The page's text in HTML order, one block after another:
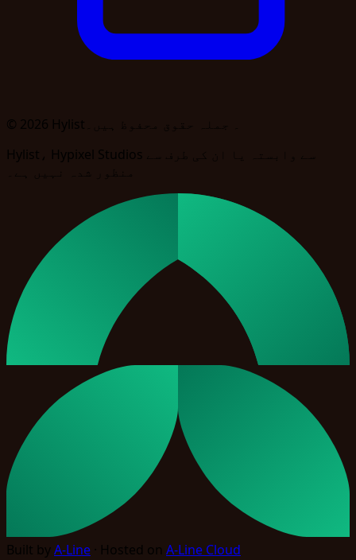
© 2026 Hylist۔ جملہ حقوق محفوظ ہیں۔
Hylist، Hypixel Studios سے وابستہ یا ان کی طرف سے
منظور شدہ نہیں ہے۔
Built byA-Line · Hosted on A-Line Cloud